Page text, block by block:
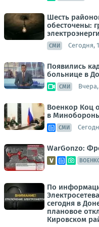
Шесть
обесточены:
СМИ Сегодня,
Появились
больнице в
СМИ Вчера,
Военкор Коц
в
СМИ
WarGonzo:
По
сегодня в
плановое
Кировском